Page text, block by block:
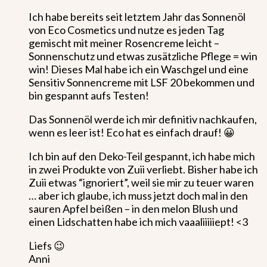
Ich habe bereits seit letztem Jahr das Sonnenöl
von Eco Cosmetics und nutze es jeden Tag
gemischt mit meiner Rosencreme leicht –
Sonnenschutz und etwas zusätzliche Pflege = win
win! Dieses Mal habe ich ein Waschgel und eine
Sensitiv Sonnencreme mit LSF 20 bekommen und
bin gespannt aufs Testen!
Das Sonnenöl werde ich mir definitiv nachkaufen,
wenn es leer ist! Eco hat es einfach drauf! 😀
Ich bin auf den Deko-Teil gespannt, ich habe mich
in zwei Produkte von Zuii verliebt. Bisher habe ich
Zuii etwas “ignoriert”, weil sie mir zu teuer waren
… aber ich glaube, ich muss jetzt doch mal in den
sauren Apfel beißen – in den melon Blush und
einen Lidschatten habe ich mich vaaaliiiiiept! <3
Liefs 😉
Anni